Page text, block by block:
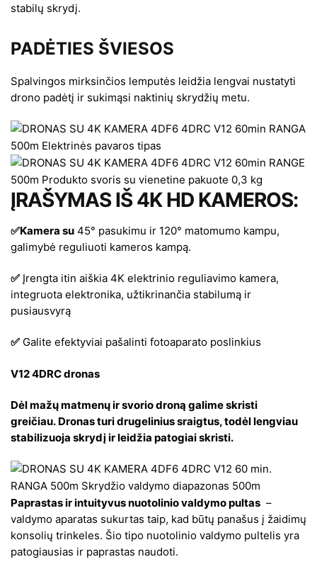
stabilų skrydį.
PADĖTIES ŠVIESOS
Spalvingos mirksinčios lemputės leidžia lengvai nustatyti
drono padėtį ir sukimąsi naktinių skrydžių metu.
ĮRAŠYMAS IŠ 4K HD KAMEROS:
✅Kamera su 45° pasukimu ir 120° matomumo kampu,
galimybė reguliuoti kameros kampą.
✅ Įrengta itin aiškia 4K elektrinio reguliavimo kamera,
integruota elektronika, užtikrinančia stabilumą ir
pusiausvyrą
✅ Galite efektyviai pašalinti fotoaparato poslinkius
V12 4DRC dronas
Dėl mažų matmenų ir svorio droną galime skristi
greičiau. Dronas turi drugelinius sraigtus, todėl lengviau
stabilizuoja skrydį ir leidžia patogiai skristi.
Paprastas ir intuityvus nuotolinio valdymo pultas –
valdymo aparatas sukurtas taip, kad būtų panašus į žaidimų
konsolių trinkeles. Šio tipo nuotolinio valdymo pultelis yra
patogiausias ir paprastas naudoti.